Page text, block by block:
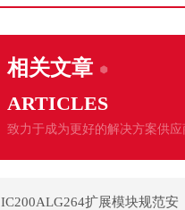
相关文章
ARTICLES
致力于成为更好的解决方案供应
IC200ALG264扩展模块规范安